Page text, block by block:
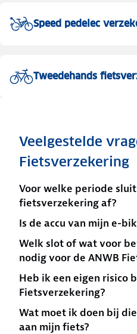
Speed pedelec
Tweedehands
Veelgestelde
Fietsverzekering
Voor welke periode
fietsverzekering af?
Is de accu van mijn e-
Welk slot of wat voor
nodig voor de ANWB
Heb ik een eigen risico
Fietsverzekering?
Wat moet ik doen bij
aan mijn fiets?